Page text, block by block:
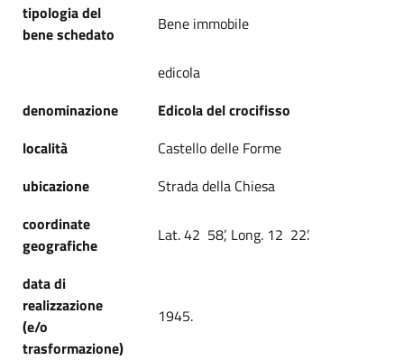
tipologia del
bene schedato
Bene immobile
edicola
denominazione
Edicola del crocifisso
località
Castello delle Forme
ubicazione
Strada della Chiesa
coordinate
geografiche
Lat. 42 58’, Long. 12 22’.
data di
realizzazione
(e/o
trasformazione)
1945.